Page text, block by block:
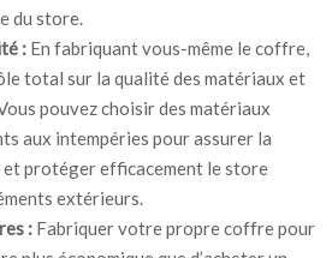
du store.
: En fabriquant vous-même le coffre,
total sur la qualité des matériaux et
pouvez choisir des matériaux
aux intempéries pour assurer la
protéger efficacement le store
extérieurs.
: Fabriquer votre propre coffre pour